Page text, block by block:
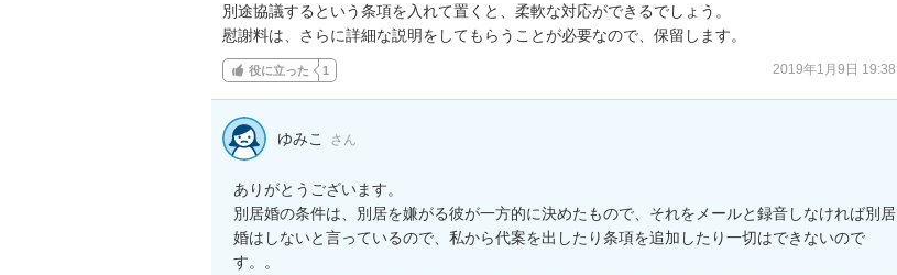
別途協議するという条項を入れて置くと、柔軟な対応ができるでしょう。
慰謝料は、さらに詳細な説明をしてもらうことが必要なので、保留します。
役に立った 1 2019年1月9日 19:38
ゆみこ さん
ありがとうございます。
別居婚の条件は、別居を嫌がる彼が一方的に決めたもので、それをメールと録音しなければ別居
婚はしないと言っているので、私から代案を出したり条項を追加したり一切はできないので
す。。